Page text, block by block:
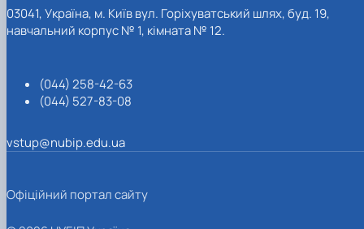
03041, Україна, м. Київ вул. Горіхуватський шлях, буд. 19,
навчальний корпус № 1, кімната № 12.
(044) 258-42-63
(044) 527-83-08
vstup@nubip.edu.ua
Офіційний портал сайту